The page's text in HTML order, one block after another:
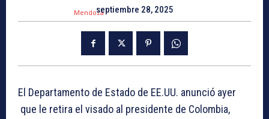
septiembre 28, 2025
El Departamento de Estado de EE.UU. anunció ayer
que le retira el visado al presidente de Colombia,